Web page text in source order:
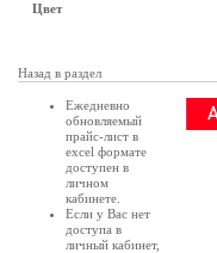
Цвет
Назад в раздел
Ежедневно
обновляемый
прайс-лист в
excel формате
доступен в
личном
кабинете
Если у Вас нет
доступа в
личный кабинет,